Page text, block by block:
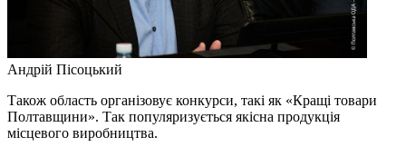
Андрій Пісоцький
Також область організовує конкурси, такі як «Кращі товари
Полтавщини». Так популяризується якісна продукція
місцевого виробництва.